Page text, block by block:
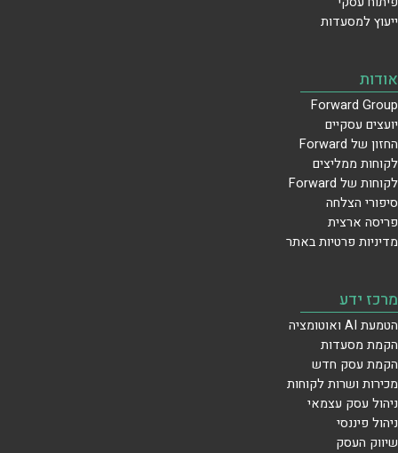
ייעוץ למסעדות
אודות
Forward Group
יועצים עסקיים
החזון של Forward
לקוחות ממליצים
לקוחות של Forward
סיפורי הצלחה
פריסה ארצית
מדיניות פרטיות באתר
מרכז ידע
הטמעת AI ואוטומציה
הקמת מסעדות
הקמת עסק חדש
מכירות ושרות לקוחות
ניהול עסק עצמאי
ניהול פיננסי
שיווק העסק